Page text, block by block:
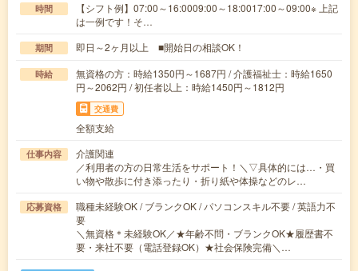
時間
【シフト例】07:00～16:0009:00～18:0017:00～09:00※ 上記
は一例です！そ…
期間 即日～2ヶ月以上 ■開始日の相談OK！
時給
無資格の方：時給1350円～1687円 / 介護福祉士：時給1650
円～2062円 / 初任者以上：時給1450円～1812円
交通費
全額支給
仕事内容
介護関連
／利用者の方の日常生活をサポート！＼▽具体的には…・買
い物や散歩に付き添ったり・折り紙や体操などのレ…
応募資格
職種未経験OK / ブランクOK / パソコンスキル不要 / 英語力不
要
＼無資格＊未経験OK／★年齢不問・ブランクOK★履歴書不
要・来社不要（電話登録OK）★社会保険完備＼…